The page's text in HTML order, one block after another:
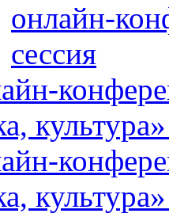
онлайн-
сессия